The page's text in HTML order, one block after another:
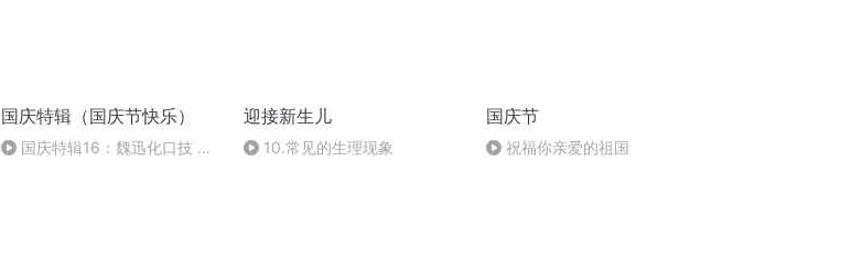
国庆特辑（国庆节快乐）
国庆特辑16：魏迅化口技 二
迎接新生儿
10.常见的生理现象
国庆节
祝福你亲爱的祖国